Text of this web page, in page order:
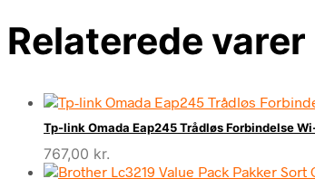
Relaterede varer
Tp-link Omada Eap245 Trådløs Forbindelse
767,00 kr.